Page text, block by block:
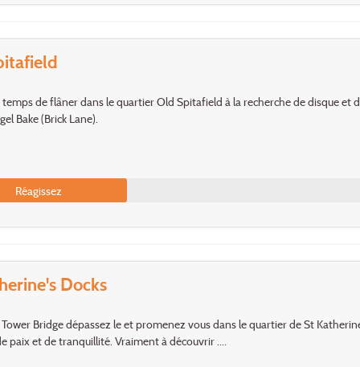
de flâner dans le quartier Old Spitafield à la recherche de disque et
Bake (Brick Lane).
Réagissez
Docks
Bridge dépassez le et promenez vous dans le quartier de St
paix et de tranquillité. Vraiment à découvrir ....